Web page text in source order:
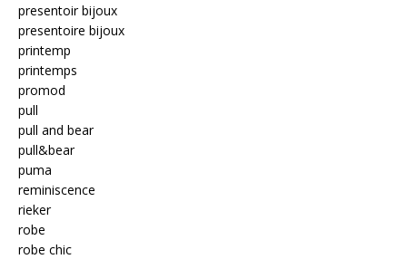
presentoir bijoux
presentoire bijoux
printemp
printemps
promod
pull
pull and bear
pull&bear
puma
reminiscence
rieker
robe
robe chic